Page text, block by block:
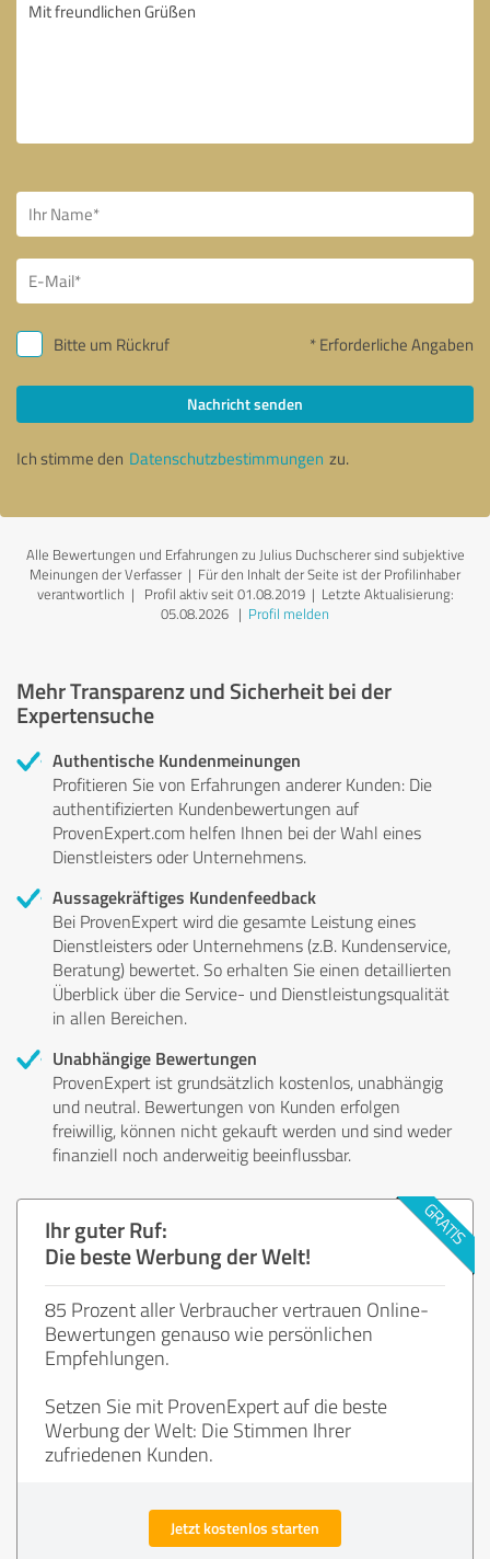
Bitte um Rückruf * Erforderliche Angaben
Nachricht senden
Ich stimme den Datenschutzbestimmungen zu.
Alle Bewertungen und Erfahrungen zu Julius Duchscherer sind subjektive
Meinungen der Verfasser | Für den Inhalt der Seite ist der Profilinhaber
verantwortlich | Profil aktiv seit 01.08.2019 | Letzte Aktualisierung:
05.08.2026 | Profil melden
Mehr Transparenz und Sicherheit bei der
Expertensuche
Authentische Kundenmeinungen
Profitieren Sie von Erfahrungen anderer Kunden: Die
authentifizierten Kundenbewertungen auf
ProvenExpert.com helfen Ihnen bei der Wahl eines
Dienstleisters oder Unternehmens.
Aussagekräftiges Kundenfeedback
Bei ProvenExpert wird die gesamte Leistung eines
Dienstleisters oder Unternehmens (z.B. Kundenservice,
Beratung) bewertet. So erhalten Sie einen detaillierten
Überblick über die Service- und Dienstleistungsqualität
in allen Bereichen.
Unabhängige Bewertungen
ProvenExpert ist grundsätzlich kostenlos, unabhängig
und neutral. Bewertungen von Kunden erfolgen
freiwillig, können nicht gekauft werden und sind weder
finanziell noch anderweitig beeinflussbar.
Ihr guter Ruf:
Die beste Werbung der Welt!
85 Prozent aller Verbraucher vertrauen Online-
Bewertungen genauso wie persönlichen
Empfehlungen.
Setzen Sie mit ProvenExpert auf die beste
Werbung der Welt: Die Stimmen Ihrer
zufriedenen Kunden.
Jetzt kostenlos starten